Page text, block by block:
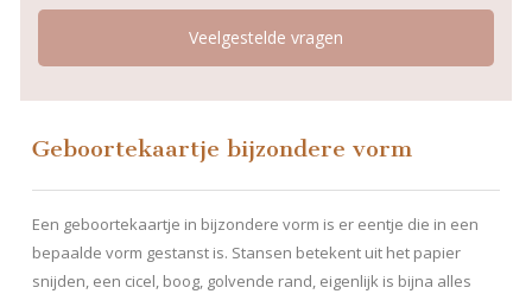
Veelgestelde vragen
Geboortekaartje bijzondere vorm
Een geboortekaartje in bijzondere vorm is er eentje die in een
bepaalde vorm gestanst is. Stansen betekent uit het papier
snijden, een cicel, boog, golvende rand, eigenlijk is bijna alles